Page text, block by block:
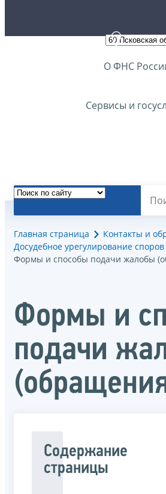
О ФНС
Сервисы и
Главная страница
Контакты и
Досудебное урегулирование споров
Формы и способы подачи жалобы
Формы и
подачи
Содержание
страницы